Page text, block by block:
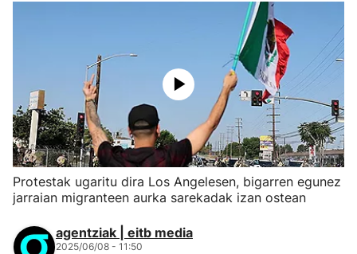
Protestak ugaritu dira Los Angelesen, bigarren egunez
jarraian migranteen aurka sarekadak izan ostean
agentziak | eitb media
2025/06/08 - 11:50